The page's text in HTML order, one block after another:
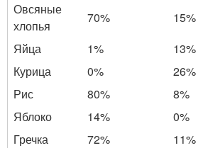
Овсяные
хлопья
70% 15%
Яйца
1% 13%
Курица
0% 26%
Рис
80% 8%
Яблоко
14% 0%
Гречка
72% 11%